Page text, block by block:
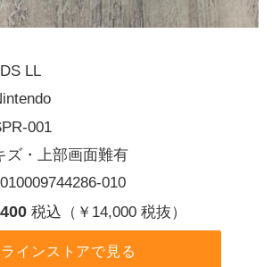
LL
001
上部画面難有
010
税込（￥14,000 税抜）
インストアで見る